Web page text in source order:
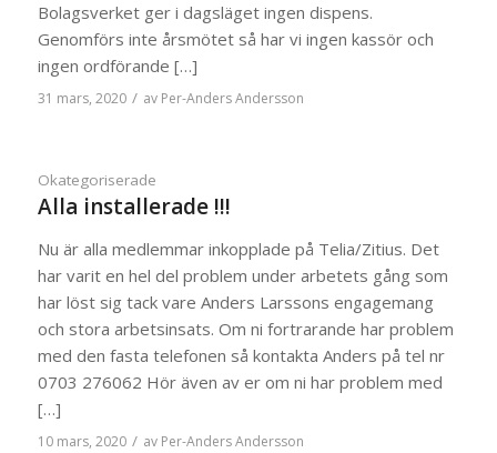
Bolagsverket ger i dagsläget ingen dispens.
Genomförs inte årsmötet så har vi ingen kassör och
ingen ordförande […]
31 mars, 2020 / av Per-Anders Andersson
Okategoriserade
Alla installerade !!!
Nu är alla medlemmar inkopplade på Telia/Zitius. Det
har varit en hel del problem under arbetets gång som
har löst sig tack vare Anders Larssons engagemang
och stora arbetsinsats. Om ni fortrarande har problem
med den fasta telefonen så kontakta Anders på tel nr
0703 276062 Hör även av er om ni har problem med
[…]
10 mars, 2020 / av Per-Anders Andersson